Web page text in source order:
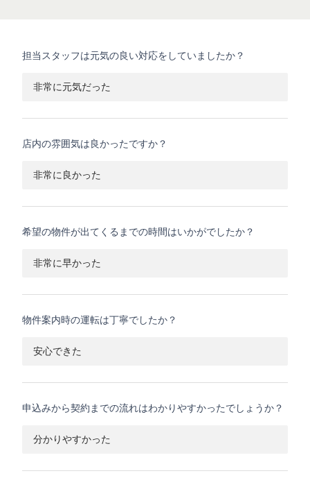
担当スタッフは元気の良い対応をしていましたか？
非常に元気だった
店内の雰囲気は良かったですか？
非常に良かった
希望の物件が出てくるまでの時間はいかがでしたか？
非常に早かった
物件案内時の運転は丁寧でしたか？
安心できた
申込みから契約までの流れはわかりやすかったでしょうか？
分かりやすかった